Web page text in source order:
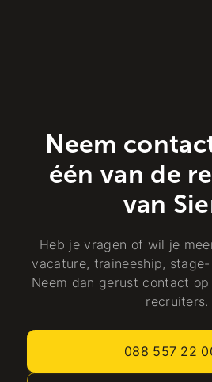
Neem
één van de
van
Heb je vragen of wil je
vacature, traineeship,
Neem dan gerust contact
recruiters.
088 557 22